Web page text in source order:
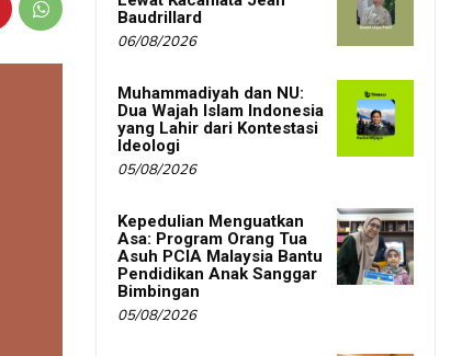
Baudrillard
06/08/2026
Muhammadiyah dan NU:
Dua Wajah Islam Indonesia
yang Lahir dari Kontestasi
Ideologi
05/08/2026
Kepedulian Menguatkan
Asa: Program Orang Tua
Asuh PCIA Malaysia Bantu
Pendidikan Anak Sanggar
Bimbingan
05/08/2026